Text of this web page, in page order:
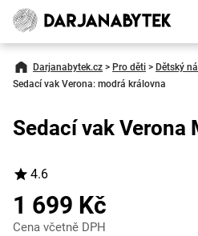
Darjanabytek.cz > Pro děti > Dětský
Sedací vak Verona: modrá královna
Sedací vak Verona
4.6
1 699 Kč
Cena včetně DPH